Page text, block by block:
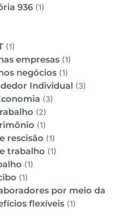
936 (1)
(1)
empresas (1)
negócios (1)
Individual (3)
(3)
(2)
(1)
rescisão (1)
trabalho (1)
(1)
(1)
por meio da
flexíveis (1)